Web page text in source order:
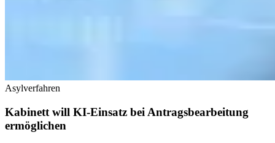
Asylverfahren
Kabinett will KI-Einsatz bei Antragsbearbeitung
ermöglichen